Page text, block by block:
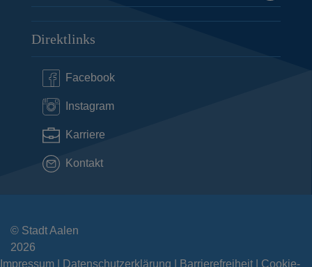
Direktlinks
Facebook
Instagram
Karriere
Kontakt
© Stadt Aalen
2026
Impressum
Datenschutzerklärung Barrierefreiheit Cookie-